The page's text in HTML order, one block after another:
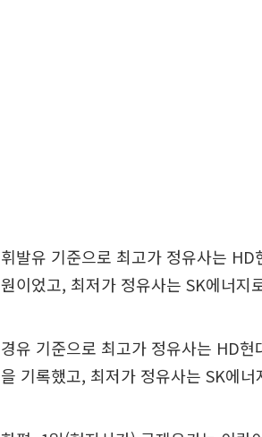
휘발유 기준으로 최고가 정유사는
원이었고, 최저가 정유사는 SK에너
경유 기준으로 최고가 정유사는 HD
을 기록했고, 최저가 정유사는 SK에